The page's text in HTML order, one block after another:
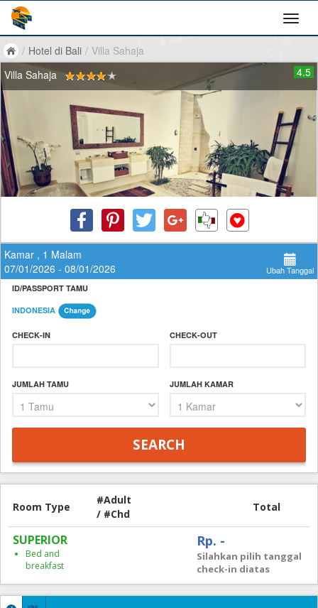
/ Hotel di Bali / Villa Sahaja
Villa Sahaja
4.5
Kamar , 1 Malam
07/01/2026 - 08/01/2026
Ubah Tanggal
ID/PASSPORT TAMU
INDONESIA
CHECK-IN CHECK-OUT
JUMLAH TAMU JUMLAH KAMAR
Room Type
#Adult
/ #Chd
Total
SUPERIOR
Bed and
breakfast
Rp. -
Silahkan pilih tanggal
check-in diatas